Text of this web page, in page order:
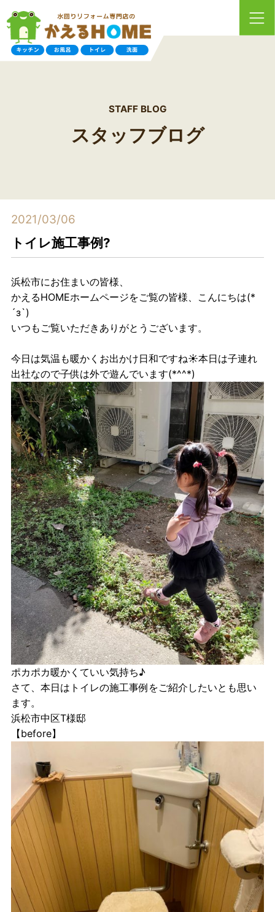
STAFF BLOG
スタッフブログ
2021/03/06
トイレ施工事例?
浜松市にお住まいの皆様、
かえるHOMEホームページをご覧の皆様、こんにちは(*
´з`)
いつもご覧いただきありがとうございます。
今日は気温も暖かくお出かけ日和ですね☀本日は子連れ
出社なので子供は外で遊んでいます(*^^*)
ポカポカ暖かくていい気持ち♪
さて、本日はトイレの施工事例をご紹介したいとも思い
ます。
浜松市中区T様邸
【before】